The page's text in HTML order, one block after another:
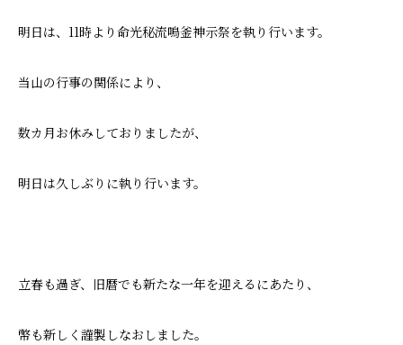
明日は、11時より命光秘流鳴釜神示祭を執り行います。
当山の行事の関係により、
数カ月お休みしておりましたが、
明日は久しぶりに執り行います。
立春も過ぎ、旧暦でも新たな一年を迎えるにあたり、
幣も新しく謹製しなおしました。